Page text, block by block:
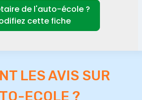
de l'auto-école ?
cette fiche
LES AVIS SUR
ECOLE ?